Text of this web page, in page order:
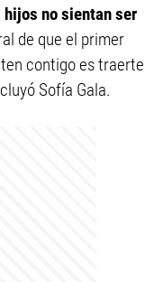
hijos no sientan ser
de que el primer
contigo es traerte
Sofía Gala.